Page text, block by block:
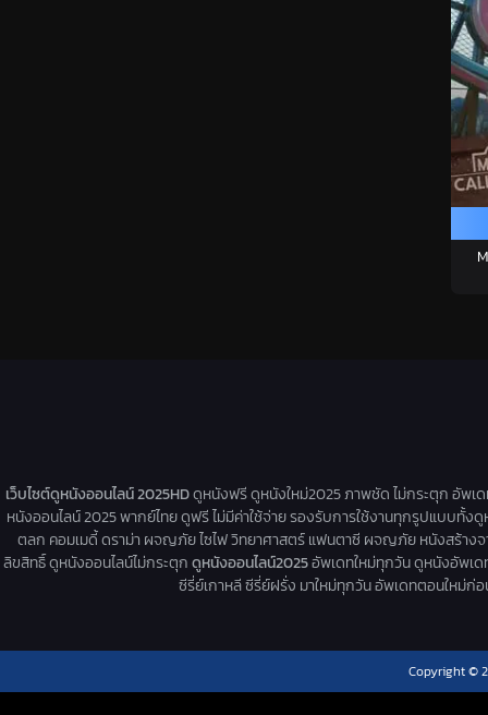
เว็บไซต์ดูหนังออนไลน์ 2025HDดูหนังฟรี ดูหนังใหม่2025 ภาพชัด ไม่กระตุก อัพเ
หนังออนไลน์ 2025 พากย์ไทย ดูฟรี ไม่มีค่าใช้จ่าย รองรับการใช้งานทุกรูปแบบทั้
ตลก คอมเมดี้ ดราม่า ผจญภัย ไซไฟ วิทยาศาสตร์ แฟนตาซี ผจญภัย หนังสร้างจ
ลิขสิทธิ์ ดูหนังออนไลน์ไม่กระตุกดูหนังออนไลน์2025อัพเดทใหม่ทุกวัน ดูหนังอัพเด
ซีรี่ย์เกาหลี ซีรี่ย์ฝรั่ง มาใหม่ทุกวัน อัพเดทตอนใหม่ก่
Copyright ©